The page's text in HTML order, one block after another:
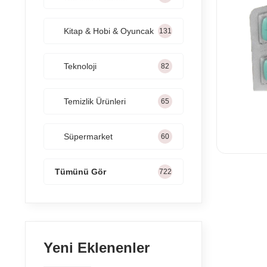
Kitap & Hobi & Oyuncak 131
Teknoloji 82
Temizlik Ürünleri 65
Süpermarket 60
Tümünü Gör 722
Yeni Eklenenler